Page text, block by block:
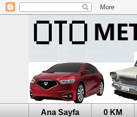
Ana Sayfa 0 KM